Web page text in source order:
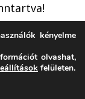
kényelme
olvashat,
felületen.